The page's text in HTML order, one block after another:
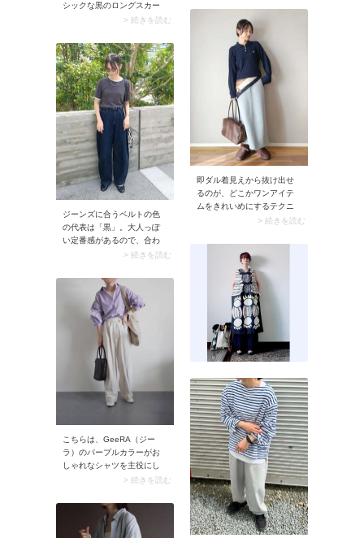
統一されてハンサムなルッ
クスに。デニムジャケット
の下にはロゴTシャツやボー
ダーTシャツをイン。辛口な
レザースカートが落ち着い
てカジュアルにまとまりま
シックな黒のロングスカー
トを春に取り入れるときは
合わせましょう。スナップ
のようなベージュのスウェ
ットや白ブラウスならムー
ドが一変。重たく見えやす
い黒ロングスカートがスッ
キリ決まります。
> 続きを読む
即ダル着見えから抜け出せ
るのが、どこかワンアイテ
ムをきれいめにするテクニ
ック。スナップではポロカ
ることで、ムートンブーツ
のカジュアル感を程よく中
和。さらにスカーフを腰巻
きしたりバッグをレザーに
したりと、上品な小物使い
でスタイリング全体をきれ
いめにシフトさせていま
す。そのほかボトムできれ
いめ要素を取り入れたいと
きは、センタープレスパン
を選ぶと◎です。
> 続きを読む
ジーンズに合うベルトの色
の代表は「黒」。大人っぽ
い定番感があるので、合わ
せるだけできちんと感がグ
色どちらのデニムにも合い
> 続きを読む
こちらは、GeeRA（ジー
ラ）のパープルカラーがお
しゃれなシャツを主役にし
たコーデ。ジーラにはカジ
デザインシャツが豊富。と
ってもプチプラなので、こ
んなカラーシャツに色違い
> 続きを読む